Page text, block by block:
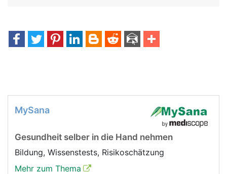
MySana
Gesundheit selber in die Hand nehmen
Bildung, Wissenstests, Risikoschätzung
Mehr zum Thema